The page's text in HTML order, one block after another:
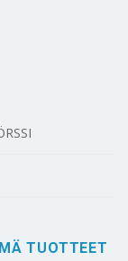
TUOTTEET